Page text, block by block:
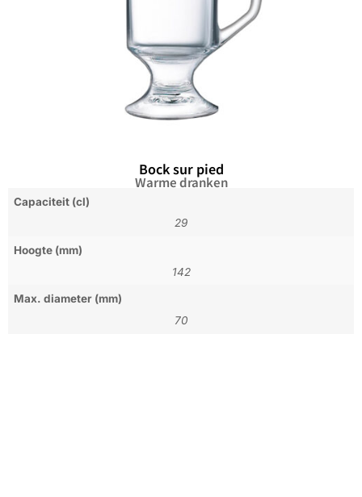
Bock sur pied
Warme dranken
Capaciteit (cl)
29
Hoogte (mm)
142
Max. diameter (mm)
70